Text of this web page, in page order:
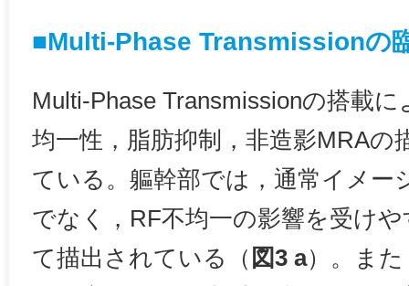
■Multi-Phase Transmissionの
Multi-Phase Transmissionの搭載
均一性，脂肪抑制，非造影MRAの
ている。軀幹部では，通常イメー
でなく，RF不均一の影響を受け
て描出されている（ 図3 a）。ま